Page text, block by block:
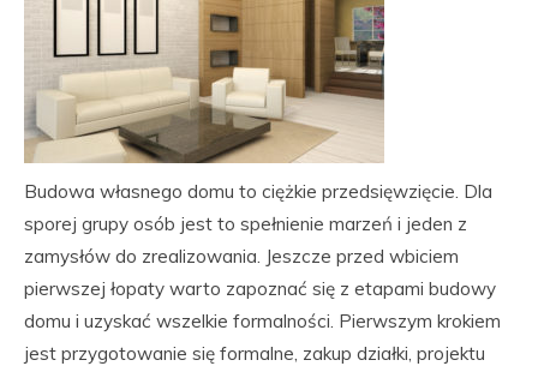
Budowa własnego domu to ciężkie przedsięwzięcie. Dla
sporej grupy osób jest to spełnienie marzeń i jeden z
zamysłów do zrealizowania. Jeszcze przed wbiciem
pierwszej łopaty warto zapoznać się z etapami budowy
domu i uzyskać wszelkie formalności. Pierwszym krokiem
jest przygotowanie się formalne, zakup działki, projektu